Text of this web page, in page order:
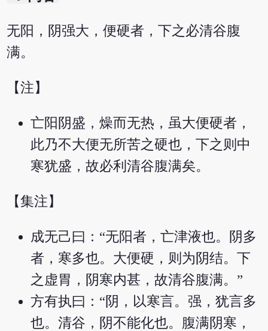
无阳，阴强大，便硬者，下之必清谷腹
满。
【注】
亡阳阴盛，燥而无热，虽大便硬者，
此乃不大便无所苦之硬也，下之则中
寒犹盛，故必利清谷腹满矣。
【集注】
成无己曰：“无阳者，亡津液也。阴多
者，寒多也。大便硬，则为阴结。下
之虚胃，阴寒内甚，故清谷腹满。”
方有执曰：“阴，以寒言。强，犹言多
也。清谷，阴不能化也。腹满阴寒，